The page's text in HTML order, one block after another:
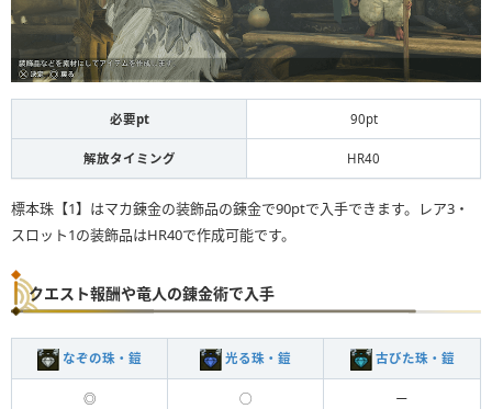
必要pt 90pt
解放タイミング HR40
標本珠【1】はマカ錬金の装飾品の錬金で90ptで入手できます。レア3・
スロット1の装飾品はHR40で作成可能です。
クエスト報酬や竜人の錬金術で入手
なぞの珠・鎧 光る珠・鎧 古びた珠・鎧
◎ ◯ ー